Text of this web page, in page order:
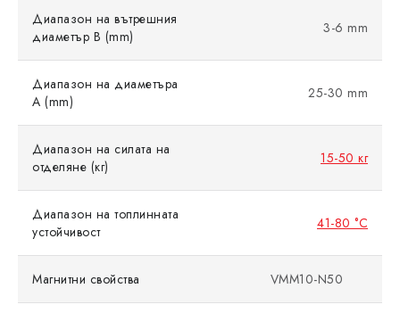
Диапазон на вътрешния
диаметър B (mm)
3-6 mm
Диапазон на диаметъра
A (mm)
25-30 mm
Диапазон на силата на
отделяне (кг)
15-50 кг
Диапазон на топлинната
устойчивост
41-80 °C
Магнитни свойства VMM10-N50